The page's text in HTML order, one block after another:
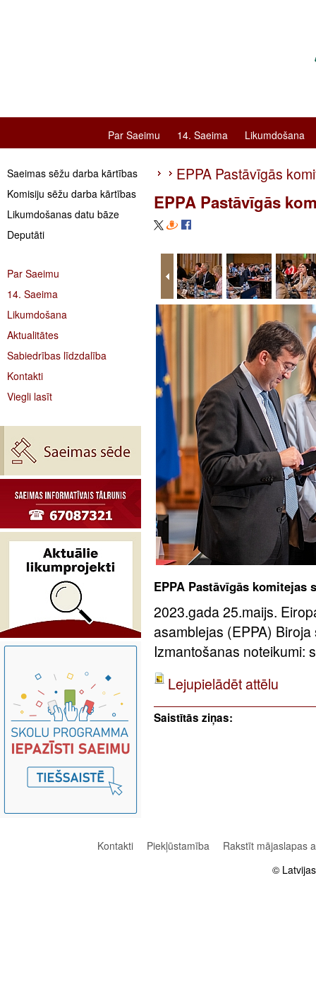
Par Saeimu 14. Saeima Likumdošana
Saeimas sēžu darba kārtības
Komisiju sēžu darba kārtības
Likumdošanas datu bāze
Deputāti
Par Saeimu
14. Saeima
Likumdošana
Aktualitātes
Sabiedrības līdzdalība
Kontakti
Viegli lasīt
EPPA Pastāvīgās
EPPA Pastāvīgās
EPPA Pastāvīgās komitejas
2023.gada 25.maijs.
asamblejas (EPPA)
Izmantošanas noteikumi:
Lejupielādēt attēlu
Saistītās ziņas:
Kontakti Piekļūstamība
Rakstīt mājaslapas
©